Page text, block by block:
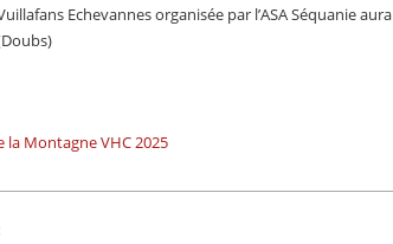
Echevannes organisée par l’ASA Séquanie aura
Montagne VHC 2025